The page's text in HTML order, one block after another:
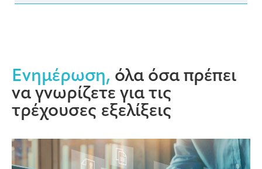
Ενημέρωση, όλα όσα πρέπει
να γνωρίζετε για τις
τρέχουσες εξελίξεις